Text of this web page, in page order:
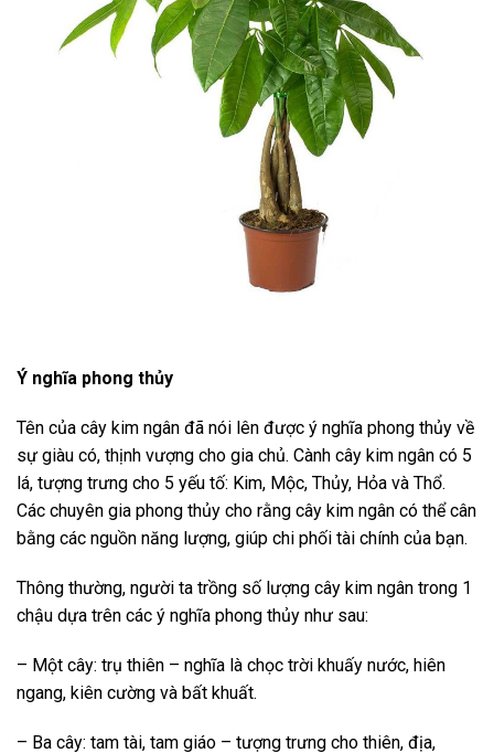
Ý nghĩa phong thủy
Tên của cây kim ngân đã nói lên được ý nghĩa phong thủy về
sự giàu có, thịnh vượng cho gia chủ. Cành cây kim ngân có 5
lá, tượng trưng cho 5 yếu tố: Kim, Mộc, Thủy, Hỏa và Thổ.
Các chuyên gia phong thủy cho rằng cây kim ngân có thể cân
bằng các nguồn năng lượng, giúp chi phối tài chính của bạn.
Thông thường, người ta trồng số lượng cây kim ngân trong 1
chậu dựa trên các ý nghĩa phong thủy như sau:
– Một cây: trụ thiên – nghĩa là chọc trời khuấy nước, hiên
ngang, kiên cường và bất khuất.
– Ba cây: tam tài, tam giáo – tượng trưng cho thiên, địa,